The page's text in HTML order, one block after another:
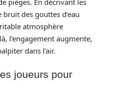
des gouttes d’eau
atmosphère
l’engagement augmente,
dans l’air.
joueurs pour